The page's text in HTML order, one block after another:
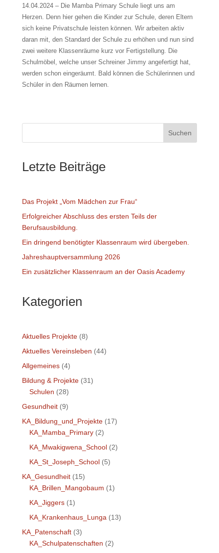
14.04.2024 – Die Mamba Primary Schule liegt uns am
Herzen. Denn hier gehen die Kinder zur Schule, deren Eltern
sich keine Privatschule leisten können. Wir arbeiten aktiv
daran mit, den Standard der Schule zu erhöhen und nun sind
zwei weitere Klassenräume kurz vor Fertigstellung. Die
Schulmöbel, welche unser Schreiner Jimmy angefertigt hat,
werden schon eingeräumt. Bald können die Schülerinnen und
Schüler in den Räumen lernen.
Suchen
Letzte Beiträge
Das Projekt „Vom Mädchen zur Frau“
Erfolgreicher Abschluss des ersten Teils der
Berufsausbildung.
Ein dringend benötigter Klassenraum wird übergeben.
Jahreshauptversammlung 2026
Ein zusätzlicher Klassenraum an der Oasis Academy
Kategorien
Aktuelles Projekte(8)
Aktuelles Vereinsleben (44)
Allgemeines(4)
Bildung & Projekte(31)
Schulen (28)
Gesundheit(9)
KA_Bildung_und_Projekte(17)
KA_Mamba_Primary(2)
KA_Mwakigwena_School(2)
KA_St_Joseph_School(5)
KA_Gesundheit(15)
KA_Brillen_Mangobaum (1)
KA_Jiggers(1)
KA_Krankenhaus_Lunga (13)
KA_Patenschaft(3)
KA_Schulpatenschaften (2)